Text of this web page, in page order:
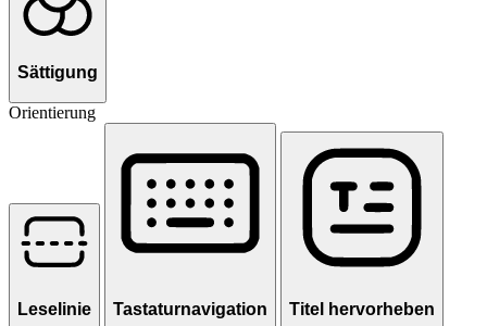
Sättigung
Orientierung
Leselinie Tastaturnavigation Titel hervorheben